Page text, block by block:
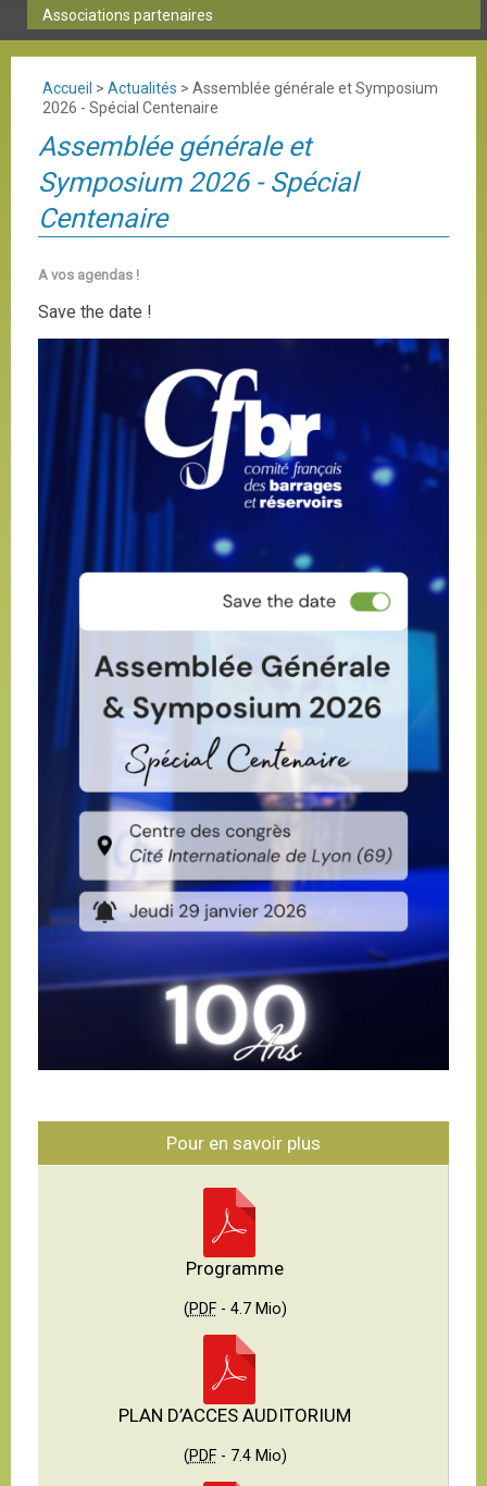
Associations partenaires
Accueil > Actualités > Assemblée générale et Symposium
2026 - Spécial Centenaire
Assemblée générale et
Symposium 2026 - Spécial
Centenaire
A vos agendas !
Save the date !
Pour en savoir plus
Programme
(PDF- 4.7 Mio)
PLAN D’ACCES AUDITORIUM
(PDF- 7.4 Mio)